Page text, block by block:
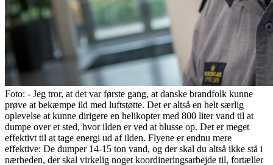
Foto: - Jeg tror, at det var første gang, at danske brandfolk kunne
prøve at bekæmpe ild med luftstøtte. Det er altså en helt særlig
oplevelse at kunne dirigere en helikopter med 800 liter vand til at
dumpe over et sted, hvor ilden er ved at blusse op. Det er meget
effektivt til at tage energi ud af ilden. Flyene er endnu mere
effektive: De dumper 14-15 ton vand, og der skal du altså ikke stå i
nærheden, der skal virkelig noget koordineringsarbejde til, fortæller